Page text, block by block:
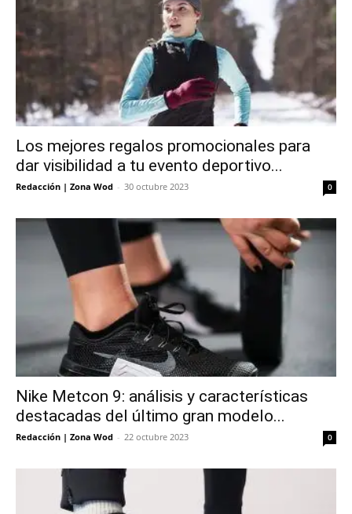
Los mejores regalos promocionales para
dar visibilidad a tu evento deportivo...
Redacción | Zona Wod - 30 octubre 2023 0
Nike Metcon 9: análisis y características
destacadas del último gran modelo...
Redacción | Zona Wod - 22 octubre 2023 0